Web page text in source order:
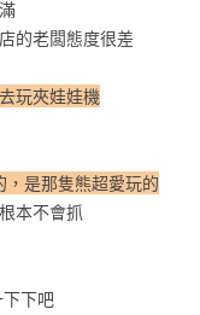
的老闆態度很差
玩夾娃娃機
，是那隻熊超愛玩的
本不會抓
下吧